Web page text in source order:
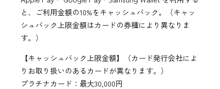
と、ご利用金額の10%をキャッシュバック。（キャッ
シュバック上限金額はカードの券種により異なりま
す。）
【キャッシュバック上限金額】（カード発行会社によ
りお取り扱いのあるカードが異なります。）
プラチナカード：最大30,000円